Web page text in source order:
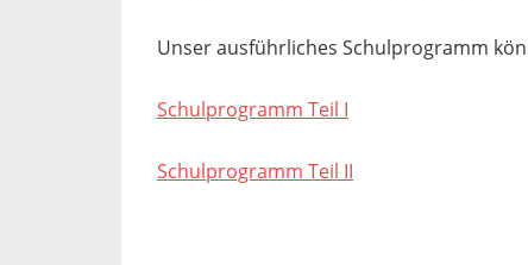
Unser ausführliches Schulprogramm
Schulprogramm Teil I
Schulprogramm Teil II